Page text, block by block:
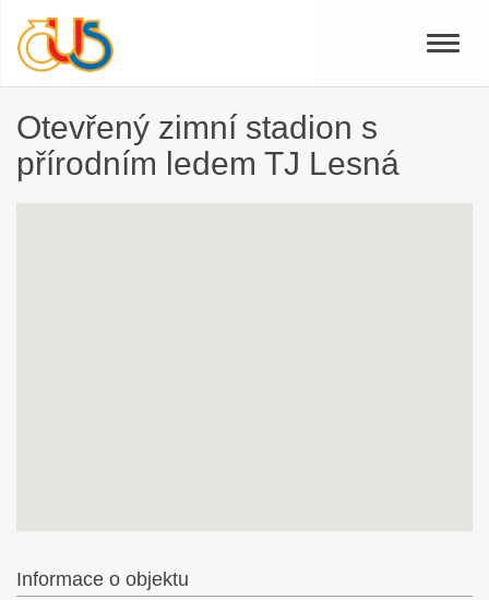
Toggle
Otevřený zimní stadion s
přírodním ledem TJ Lesná
Informace o objektu